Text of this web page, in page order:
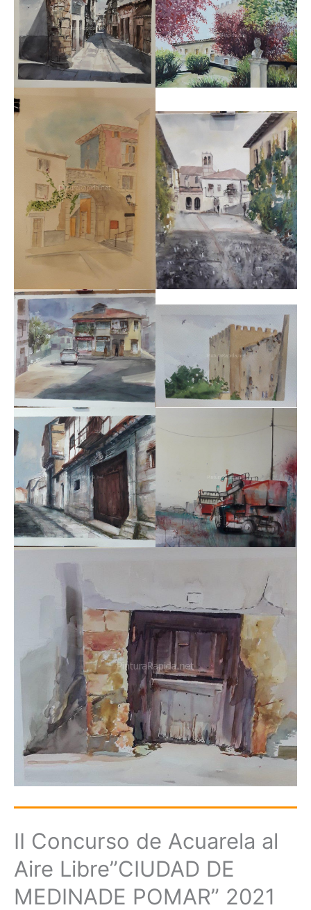
II Concurso de Acuarela al
Aire Libre”CIUDAD DE
MEDINADE POMAR” 2021